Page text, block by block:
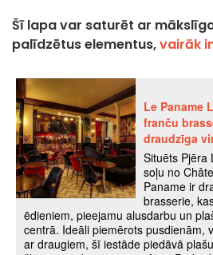
Šī lapa var saturēt ar
palīdzētus elementus,vairāk